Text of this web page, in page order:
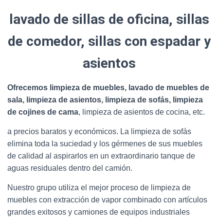
lavado de sillas de oficina, sillas
de comedor, sillas con espadar y
asientos
Ofrecemos limpieza de muebles, lavado de muebles de
sala, limpieza de asientos, limpieza de sofás, limpieza
de cojines de cama, limpieza de asientos de cocina, etc.
a precios baratos y económicos. La limpieza de sofás
elimina toda la suciedad y los gérmenes de sus muebles
de calidad al aspirarlos en un extraordinario tanque de
aguas residuales dentro del camión.
Nuestro grupo utiliza el mejor proceso de limpieza de
muebles con extracción de vapor combinado con artículos
grandes exitosos y camiones de equipos industriales